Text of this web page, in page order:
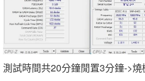
測試時間共20分鐘閒置3分鐘->